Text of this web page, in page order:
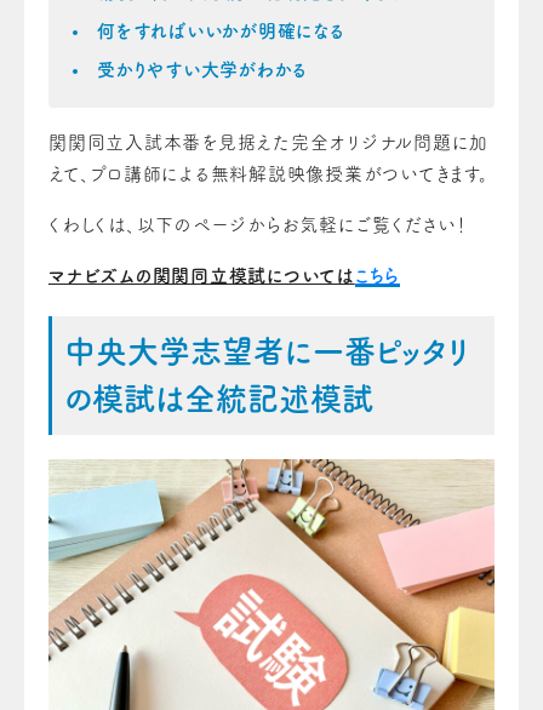
何をすればいいかが明確になる
受かりやすい大学がわかる
関関同立入試本番を見据えた完全オリジナル問題に加
えて、プロ講師による無料解説映像授業がついてきます。
くわしくは、以下のページからお気軽にご覧ください！
マナビズムの関関同立模試については こちら
中央大学志望者に一番ピッタリ
の模試は全統記述模試